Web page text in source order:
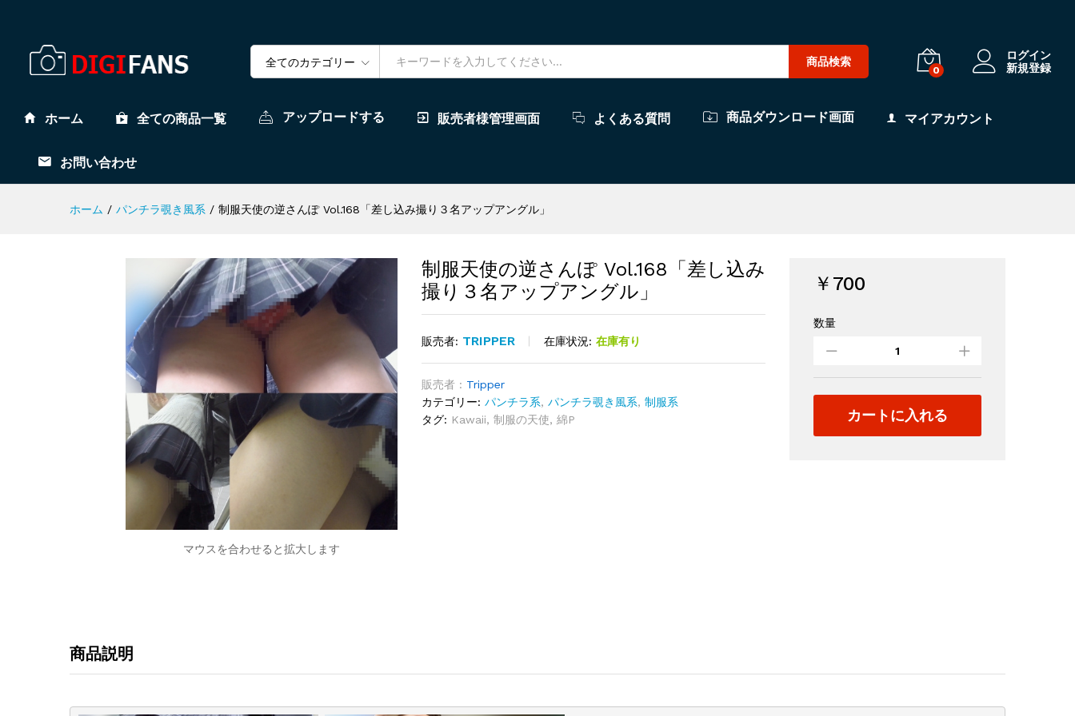
全てのカテゴリー 商品検索
0
ログイン
新規登録
ホーム 全ての商品一覧 アップロードする 販売者様管理画面 よくある質問 商品ダウンロード画面 マイアカウント
お問い合わせ
ホーム / パンチラ覗き風系 / 制服天使の逆さんぽ Vol.168「差し込み撮り３名アップアングル」
マウスを合わせると拡大します
制服天使の逆さんぽ Vol.168「差し込み
撮り３名アップアングル」
販売者: TRIPPER 在庫状況: 在庫有り
販売者 : Tripper
カテゴリー: パンチラ系, パンチラ覗き風系, 制服系
タグ: Kawaii, 制服の天使, 綿P
￥ 700
制
使
の
ア
数量
カートに入れる
商品説明